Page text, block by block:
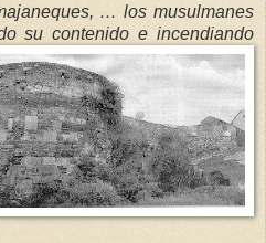
… los musulmanes
su contenido e incendiando